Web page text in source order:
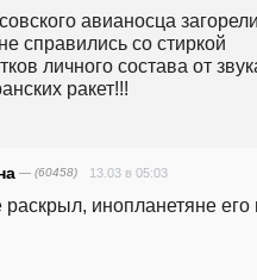
авианосца
справились со стиркой
личного состава от
ракет!!!
— (60458) 13.03 в 05:03
инопланетяне его